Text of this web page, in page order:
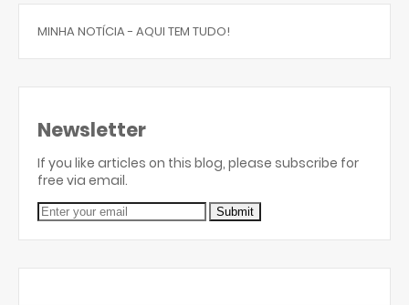
MINHA NOTÍCIA - AQUI TEM TUDO!
Newsletter
If you like articles on this blog, please subscribe for
free via email.